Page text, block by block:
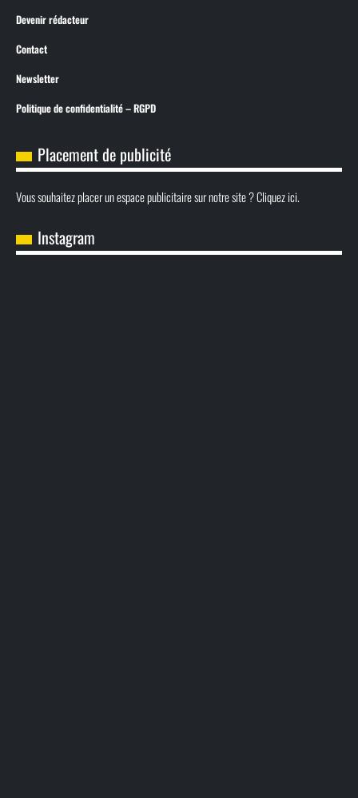
Devenir rédacteur
Contact
Newsletter
Politique de confidentialité – RGPD
Placement de publicité
Vous souhaitez placer un espace publicitaire sur notre site ? Cliquez ici.
Instagram